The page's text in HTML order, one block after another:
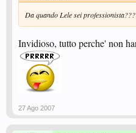
Da quando Lele sei
Invidioso, tutto perche' non
27 Ago 2007